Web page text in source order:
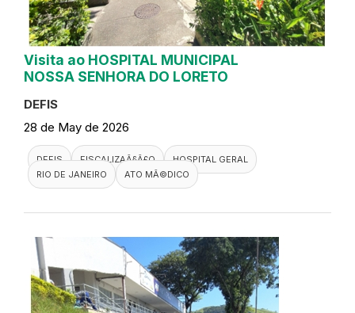
Visita ao HOSPITAL MUNICIPAL
NOSSA SENHORA DO LORETO
DEFIS
28 de May de 2026
DEFIS FISCALIZAÃ§Ã£O
HOSPITAL GERAL
RIO DE JANEIRO
ATO MÃ©DICO